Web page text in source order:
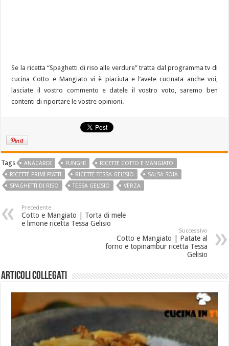
Se la ricetta “Spaghetti di riso alle verdure” tratta dal programma tv di
cucina Cotto e Mangiato vi è piaciuta e l’avete cucinata anche voi,
lasciate il vostro commento e datele il vostro voto, saremo ben
contenti di riportare le vostre opinioni.
Tags ANACARDI FUNGHI
RICETTE COTTO E MANGIATO
RICETTE PRIMI PIATTI
RICETTE TESSA GELISIO
SALSA SOIA
SPAGHETTI DI RISO
TESSA GELISIO VERZA
Precedente
Cotto e Mangiato | Torta di mele
e limone ricetta Tessa Gelisio
Successivo
Cotto e Mangiato | Patate al
forno e topinambur ricetta Tessa
Gelisio
Articoli collegati